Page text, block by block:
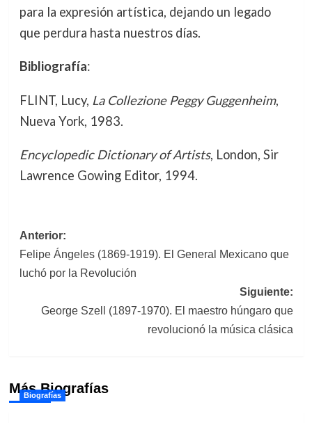
para la expresión artística, dejando un legado
que perdura hasta nuestros días.
Bibliografía:
FLINT, Lucy, La Collezione Peggy Guggenheim,
Nueva York, 1983.
Encyclopedic Dictionary of Artists, London, Sir
Lawrence Gowing Editor, 1994.
Navegación
de
entradas
Anterior:
Felipe Ángeles (1869-1919). El General Mexicano que
luchó por la Revolución
Siguiente:
George Szell (1897-1970). El maestro húngaro que
revolucionó la música clásica
Más Biografías
Biografías